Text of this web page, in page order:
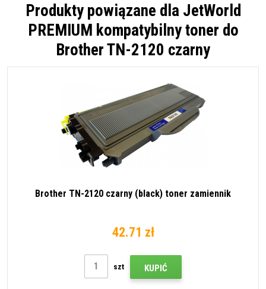
Produkty powiązane dla JetWorld
PREMIUM kompatybilny toner do
Brother TN-2120 czarny
Brother TN-2120 czarny (black) toner zamiennik
42.71 zł
szt KUPIĆ